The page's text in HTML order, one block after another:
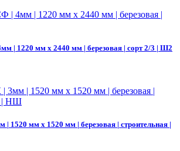
| 1220 мм х 2440 мм | березовая | сорт 2/3 | Ш2
1520 мм х 1520 мм | березовая | строительная |